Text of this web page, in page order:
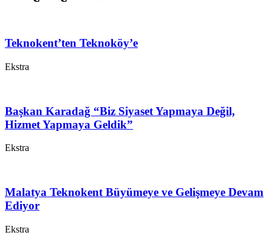
Teknokent’ten Teknoköy’e
Ekstra
Başkan Karadağ “Biz Siyaset Yapmaya Değil,
Hizmet Yapmaya Geldik”
Ekstra
Malatya Teknokent Büyümeye ve Gelişmeye Devam
Ediyor
Ekstra